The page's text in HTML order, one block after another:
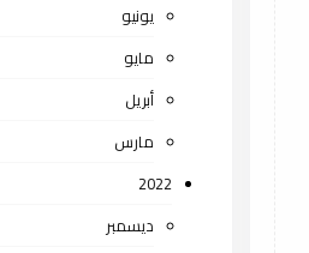
يونيو
مايو
أبريل
مارس
2022
ديسمبر